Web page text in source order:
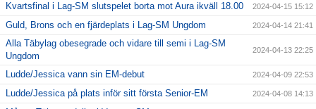
Kvartsfinal i Lag-SM slutspelet borta mot Aura ikväll 18.00 2024-04-15 15:12
Guld, Brons och en fjärdeplats i Lag-SM Ungdom 2024-04-14 21:41
Alla Täbylag obesegrade och vidare till semi i Lag-SM
Ungdom
2024-04-13 22:25
Ludde/Jessica vann sin EM-debut 2024-04-09 22:53
Ludde/Jessica på plats inför sitt första Senior-EM 2024-04-08 14:13